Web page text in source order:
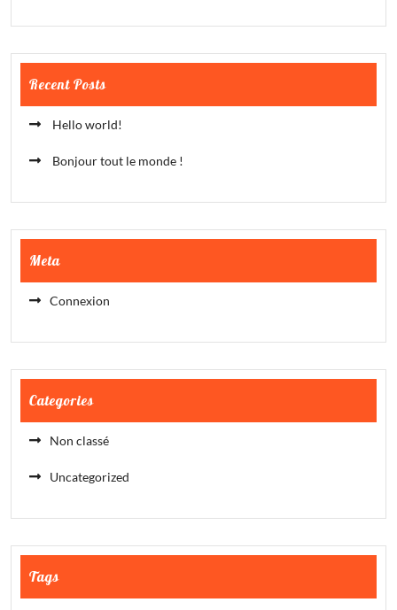
Recent Posts
Hello world!
Bonjour tout le monde !
Meta
Connexion
Categories
Non classé
Uncategorized
Tags